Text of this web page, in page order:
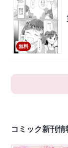
無料
コミック新刊情